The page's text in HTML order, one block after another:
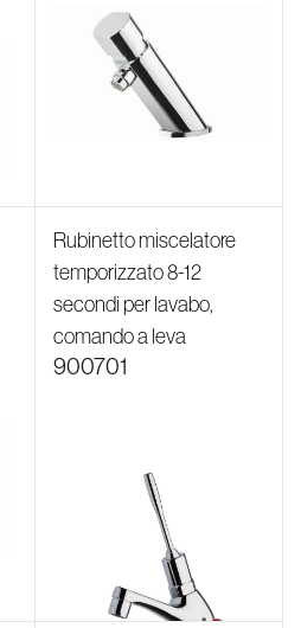
Rubinetto miscelatore
temporizzato 8-12
secondi per lavabo,
comando a leva
900701